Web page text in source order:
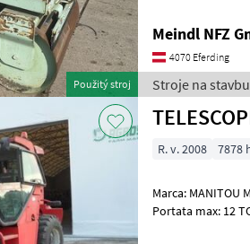
Použitý stroj
Meindl NFZ
4070 Eferding
Stroje na
R. v. 2008 7878
Marca: MANITOU
Portata max: 12